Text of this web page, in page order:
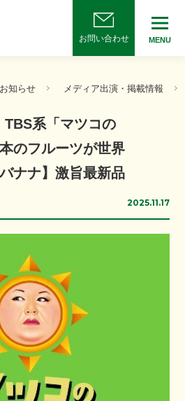
お問い合わせ MENU
お知らせ メディア出演・掲載情報
系「マツコの
のフルーツが世界
ナナ】激旨最新品
2025.11.17